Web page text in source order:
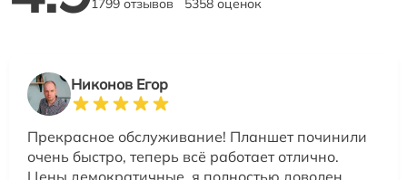
Никонов Егор
Прекрасное обслуживание! Планшет починили
очень быстро, теперь всё работает отлично.
Цены демократичные, я полностью доволен.